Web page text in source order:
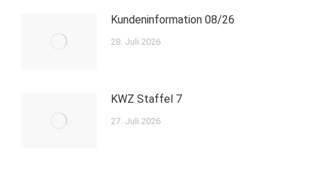
Kundeninformation 08/26
28. Juli 2026
KWZ Staffel 7
27. Juli 2026